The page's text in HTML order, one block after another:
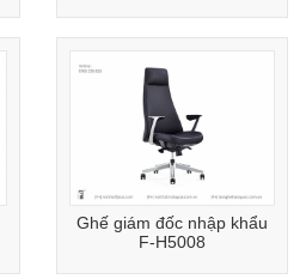
Ghế giám đốc nhập khẩu
F-H5008